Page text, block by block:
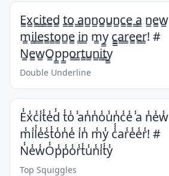
E̳x̳c̳i̳t̳e̳d̳ t̳o̳ ̳a̳n̳n̳o̳u̳n̳c̳e̳ ̳a̳ n̳e̳w̳
m̳i̳l̳e̳s̳t̳o̳n̳e̳ i̳n̳ m̳y̳ c̳̳a̳r̳e̳e̳r̳! #
N̳e̳w̳O̳p̳p̳o̳r̳t̳u̳n̳i̳t̳y̳
Double Underline
E̾x̾c̾i̾t̾e̾d̾ t̾o̾ ̾an̾n̾o̾u̾n̾c̾e̾ ̾a n̾e̾w̾
m̾i̾l̾e̾s̾t̾o̾n̾e̾ i̾n̾ m̾y̾ c̾̾ar̾e̾e̾r̾! #
N̾e̾w̾O̾p̾p̾o̾r̾t̾u̾n̾i̾t̾y̾
Top Squiggles